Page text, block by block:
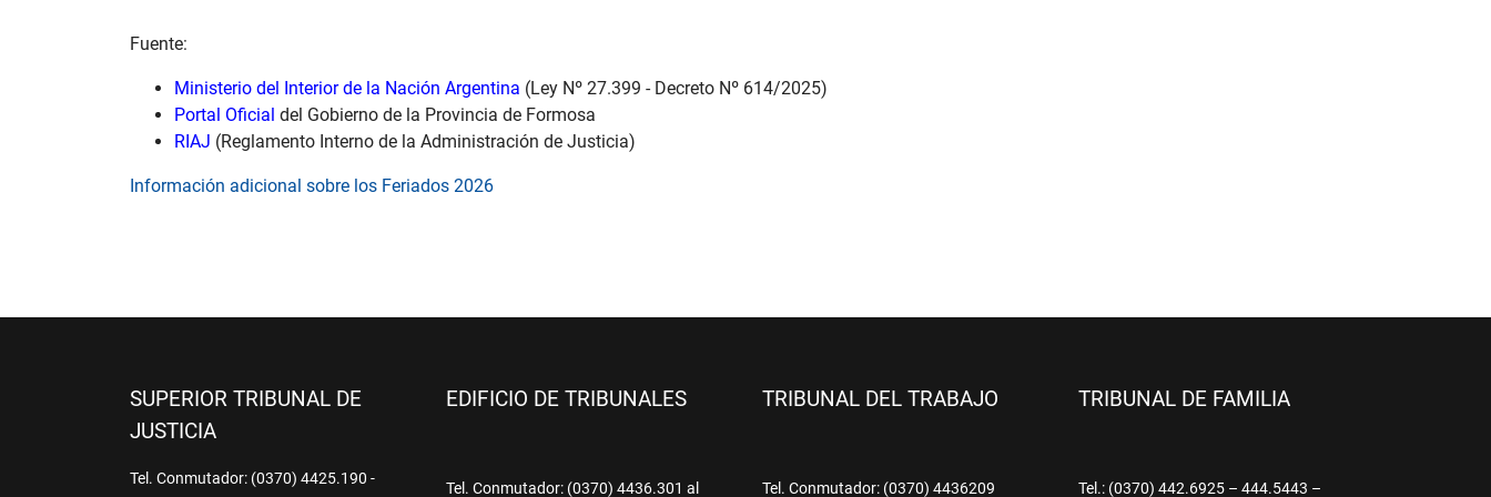
Fuente:
Ministerio del Interior de la Nación Argentina (Ley Nº 27.399 - Decreto Nº 614/2025)
Portal Oficial del Gobierno de la Provincia de Formosa
RIAJ (Reglamento Interno de la Administración de Justicia)
Información adicional sobre los Feriados 2026
SUPERIOR TRIBUNAL DE
JUSTICIA
Tel. Conmutador: (0370) 4425.190 -
EDIFICIO DE TRIBUNALES
Tel. Conmutador: (0370) 4436.301 al
TRIBUNAL DEL TRABAJO
Tel. Conmutador: (0370) 4436209
TRIBUNAL DE FAMILIA
Tel.: (0370) 442.6925 – 444.5443 –